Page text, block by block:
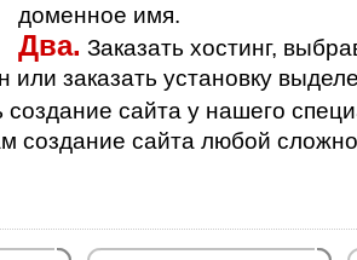
доменное имя.
Два. Заказать хостинг,
заказать установку
создание сайта у нашего
создание сайта любой